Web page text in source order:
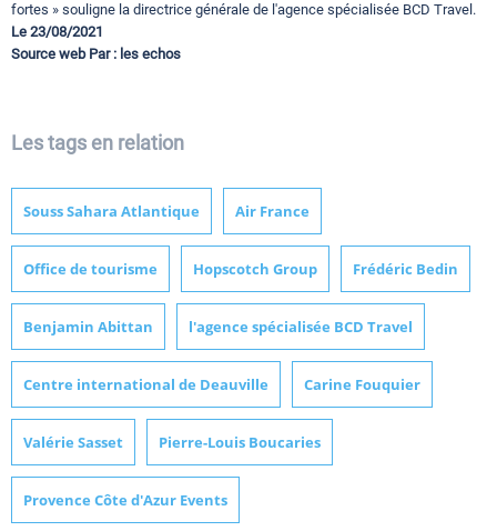
fortes » souligne la directrice générale de l'agence spécialisée BCD Travel.
Le 23/08/2021
Source web Par : les echos
Les tags en relation
Souss Sahara Atlantique Air France
Office de tourisme Hopscotch Group Frédéric Bedin
Benjamin Abittan l'agence spécialisée BCD Travel
Centre international de Deauville Carine Fouquier
Valérie Sasset Pierre-Louis Boucaries
Provence Côte d'Azur Events